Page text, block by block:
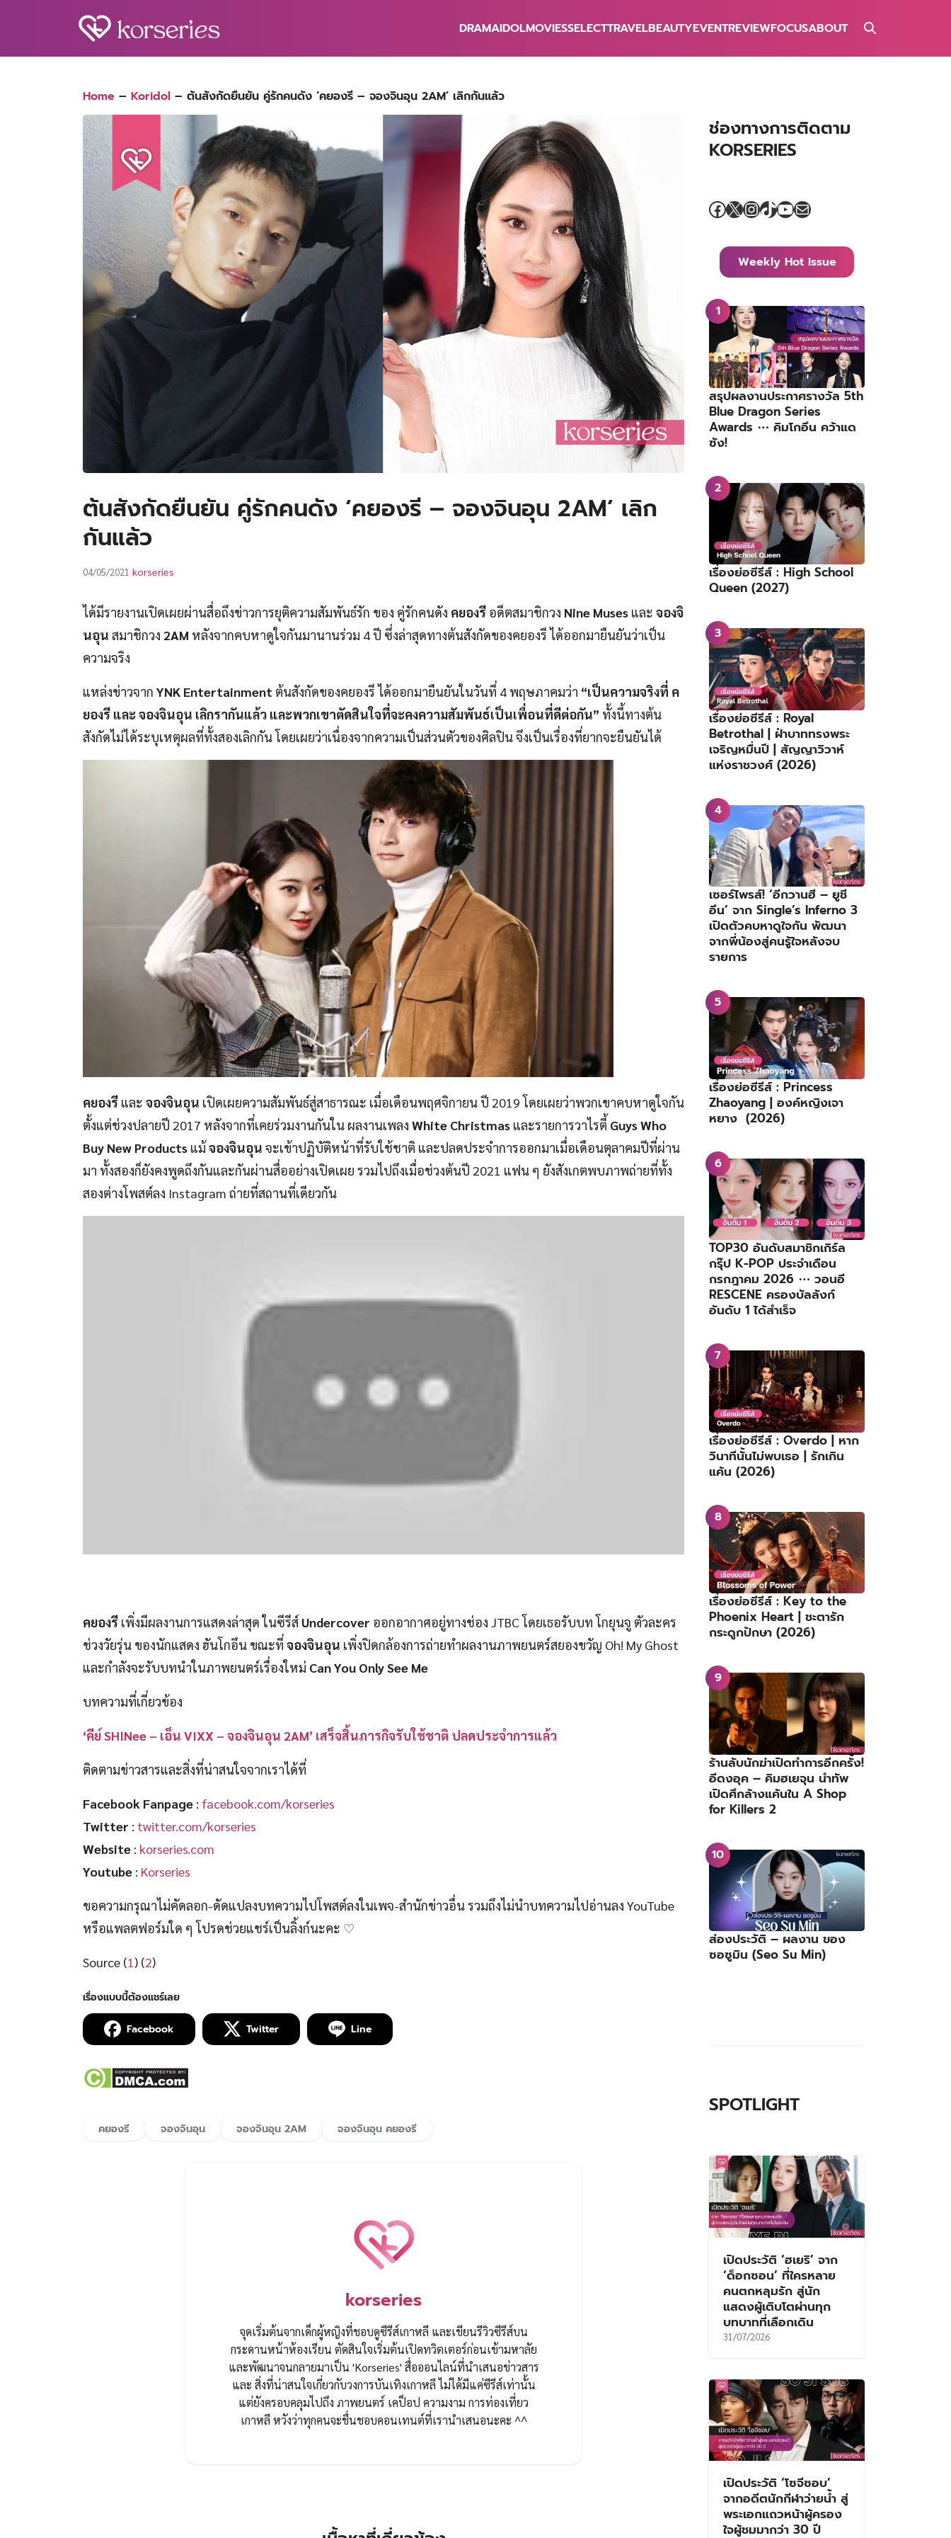
DRAMAIDOLMOVIESSELECTTRAVELBEAUTYEVENTREVIEWFOCUSABOUT
Home – Koridol – ต้นสังกัดยืนยัน คู่รักคนดัง ‘คยองรี – จองจินอุน 2AM’ เลิกกันแล้ว
ต้นสังกัดยืนยัน คู่รักคนดัง ‘คยองรี – จองจินอุน 2AM’ เลิก
กันแล้ว
04/05/2021 korseries
ได้มีรายงานเปิดเผยผ่านสื่อถึงข่าวการยุติความสัมพันธ์รัก ของ คู่รักคนดัง คยองรี อดีตสมาชิกวง Nine Muses และ จองจิ
นอุน สมาชิกวง 2AM หลังจากคบหาดูใจกันมานานร่วม 4 ปี ซึ่งล่าสุดทางต้นสังกัดของคยองรี ได้ออกมายืนยันว่าเป็น
ความจริง
แหล่งข่าวจาก YNK Entertainment ต้นสังกัดของคยองรี ได้ออกมายืนยันในวันที่ 4 พฤษภาคมว่า “เป็นความจริงที่ ค
ยองรี และ จองจินอุน เลิกรากันแล้ว และพวกเขาตัดสินใจที่จะคงความสัมพันธ์เป็นเพื่อนที่ดีต่อกัน” ทั้งนี้ทางต้น
สังกัดไม่ได้ระบุเหตุผลที่ทั้งสองเลิกกัน โดยเผยว่าเนื่องจากความเป็นส่วนตัวของศิลปิน จึงเป็นเรื่องที่ยากจะยืนยันได้
คยองรี และ จองจินอุน เปิดเผยความสัมพันธ์สู่สาธารณะ เมื่อเดือนพฤศจิกายน ปี 2019 โดยเผยว่าพวกเขาคบหาดูใจกัน
ตั้งแต่ช่วงปลายปี 2017 หลังจากที่เคยร่วมงานกันใน ผลงานเพลง White Christmas และรายการวาไรตี้ Guys Who
Buy New Products แม้จองจินอุน จะเข้าปฏิบัติหน้าที่รับใช้ชาติ และปลดประจำการออกมาเมื่อเดือนตุลาคมปีที่ผ่าน
มา ทั้งสองก็ยังคงพูดถึงกันและกันผ่านสื่ออย่างเปิดเผย รวมไปถึงเมื่อช่วงต้นปี 2021 แฟน ๆ ยังสังเกตพบภาพถ่ายที่ทั้ง
สองต่างโพสต์ลง Instagram ถ่ายที่สถานที่เดียวกัน
คยองรี เพิ่งมีผลงานการแสดงล่าสุด ในซีรีส์ Undercover ออกอากาศอยู่ทางช่อง JTBC โดยเธอรับบท โกยุนจู ตัวละคร
ช่วงวัยรุ่น ของนักแสดง ฮันโกอึน ขณะที่ จองจินอุน เพิ่งปิดกล้องการถ่ายทำผลงานภาพยนตร์สยองขวัญ Oh! My Ghost
และกำลังจะรับบทนำในภาพยนตร์เรื่องใหม่ Can You Only See Me
บทความที่เกี่ยวข้อง
‘คีย์ SHINee – เอ็น VIXX – จองจินอุน 2AM’ เสร็จสิ้นภารกิจรับใช้ชาติ ปลดประจำการแล้ว
ติดตามข่าวสารและสิ่งที่น่าสนใจจากเราได้ที่
Facebook Fanpage : facebook.com/korseries
Twitter : twitter.com/korseries
Website : korseries.com
Youtube : Korseries
ขอความกรุณาไม่คัดลอก-ดัดแปลงบทความไปโพสต์ลงในเพจ-สำนักข่าวอื่น รวมถึงไม่นำบทความไปอ่านลง YouTube
หรือแพลตฟอร์มใด ๆ โปรดช่วยแชร์เป็นลิ้งก์นะคะ ♡
Source (1) (2)
Facebook Twitter Line
คยองรี จองจินอุน จองจินอุน 2AM จองจินอุน คยองรี
korseries
จุดเริ่มต้นจากเด็กผู้หญิงที่ชอบดูซีรีส์เกาหลี และเขียนรีวิวซีรีส์บน
กระดานหน้าห้องเรียน ตัดสินใจเริ่มต้นเปิดทวิตเตอร์ก่อนเข้ามหาลัย
และพัฒนาจนกลายมาเป็น 'Korseries' สื่อออนไลน์ที่นำเสนอข่าวสาร
และ สิ่งที่น่าสนใจเกี่ยวกับวงการบันเทิงเกาหลี ไม่ได้มีแค่ซีรีส์เท่านั้น
แต่ยังครอบคลุมไปถึง ภาพยนตร์ เคป็อป ความงาม การท่องเที่ยว
เกาหลี หวังว่าทุกคนจะชื่นชอบคอนเทนต์ที่เรานำเสนอนะคะ ^^
ช่องทางการติดตาม
KORSERIES
Facebook
X Instagram
TikTok
YouTube
Mail
Weekly Hot Issue
สรุปผลงานประกาศรางวัล 5th
Blue Dragon Series
Awards ⋯ คิมโกอึน คว้าแด
ซัง!
เรื่องย่อซีรีส์ : High School
Queen (2027)
เรื่องย่อซีรีส์ : Royal
Betrothal | ฝ่าบาททรงพระ
เจริญหมื่นปี | สัญญาวิวาห์
แห่งราชวงศ์ (2026)
เซอร์ไพรส์! ‘อีกวานฮี – ยูชี
อึน’ จาก Single’s Inferno 3
เปิดตัวคบหาดูใจกัน พัฒนา
จากพี่น้องสู่คนรู้ใจหลังจบ
รายการ
เรื่องย่อซีรีส์ : Princess
Zhaoyang | องค์หญิงเจา
หยาง (2026)
TOP30 อันดับสมาชิกเกิร์ล
กรุ๊ป K-POP ประจำเดือน
กรกฎาคม 2026 ⋯ วอนอี
RESCENE ครองบัลลังก์
อันดับ 1 ได้สำเร็จ
เรื่องย่อซีรีส์ : Overdo | หาก
วินาทีนั้นไม่พบเธอ | รักเกิน
แค้น (2026)
เรื่องย่อซีรีส์ : Key to the
Phoenix Heart | ชะตารัก
กระดูกปักษา (2026)
ร้านลับนักฆ่าเปิดทำการอีกครั้ง!
อีดงอุค – คิมฮเยจุน นำทัพ
เปิดศึกล้างแค้นใน A Shop
for Killers 2
ส่องประวัติ – ผลงาน ของ
ซอซูมิน (Seo Su Min)
SPOTLIGHT
เปิดประวัติ ‘ฮเยริ’ จาก
‘ด็อกซอน’ ที่ใครหลาย
คนตกหลุมรัก สู่นัก
แสดงผู้เติบโตผ่านทุก
บทบาทที่เลือกเดิน
31/07/2026
เปิดประวัติ ‘โซจีซอบ’
จากอดีตนักกีฬาว่ายน้ำ สู่
พระเอกแถวหน้าผู้ครอง
ใจผู้ชมมากว่า 30 ปี